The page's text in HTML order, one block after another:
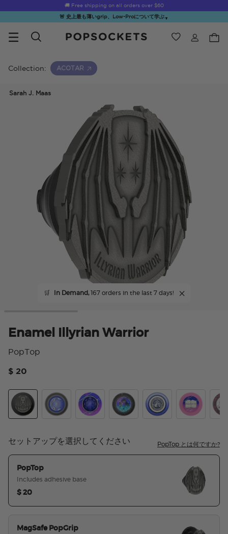
🚚 Free shipping on all orders over $60
Summer Sendoff Sale is on 🚨 Up to 60% off
🚨 史上最も薄いgrip、Low-Proについて学ぶ ▼
ウィッシュ
Hello Kitty®
and Friends
Morning
Sea Spell
Collection: ACOTAR
Sarah J. Maas
🛒 In Demand,167 orders in the last 7 days!
Enamel Illyrian Warrior
PopTop
$ 20
セットアップを選択してください PopTop とは何ですか?
PopTop
Includes adhesive base
$ 20
MagSafe PopGrip